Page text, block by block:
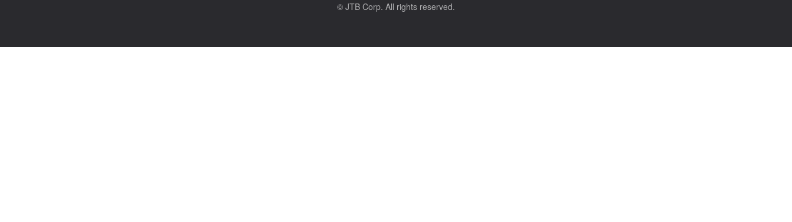
© JTB Corp. All rights reserved.